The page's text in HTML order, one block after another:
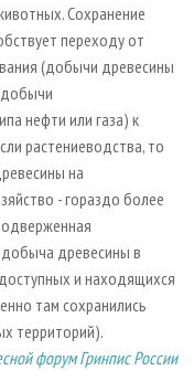
Сохранение
переходу от
(добычи древесины
добычи
нефти или газа) к
растениеводства, то
на
- гораздо более
древесины в
и находящихся
там сохранились
территорий).
форум Гринпис России